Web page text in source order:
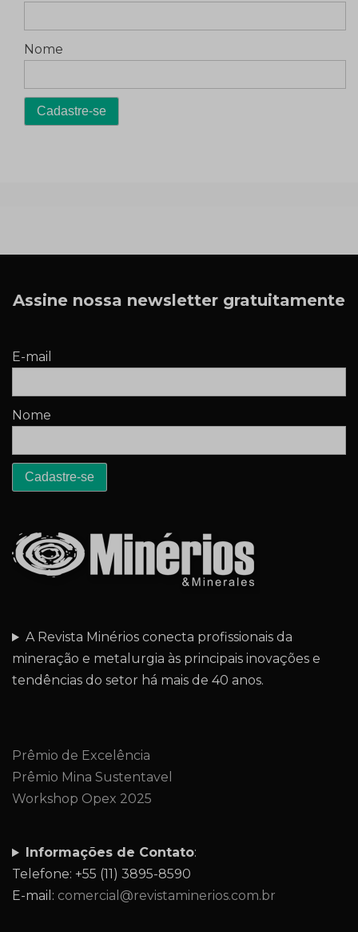
Nome
Assine nossa newsletter gratuitamente
E-mail
Nome
A Revista Minérios conecta profissionais da
mineração e metalurgia às principais inovações e
tendências do setor há mais de 40 anos.
Prêmio de Excelência
Prêmio Mina Sustentavel
Workshop Opex 2025
Informações de Contato:
Telefone: +55 (11) 3895-8590
E-mail: comercial@revistaminerios.com.br